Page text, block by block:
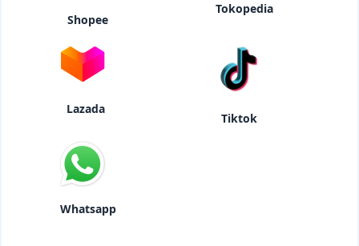
Shopee
Tokopedia
Lazada
Tiktok
Whatsapp